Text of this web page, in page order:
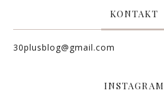
KONTAKT
30plusblog@gmail.com
INSTAGRAM